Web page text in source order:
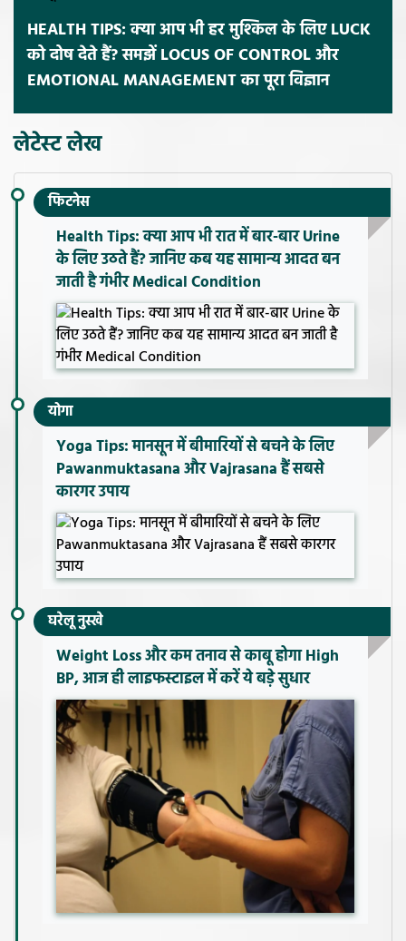
HEALTH TIPS: क्या आप भी हर मुश्किल के लिए LUCK
को दोष देते हैं? समझें LOCUS OF CONTROL और
EMOTIONAL MANAGEMENT का पूरा विज्ञान
लेटेस्ट लेख
फिटनेस
Health Tips: क्या आप भी रात में बार-बार Urine
के लिए उठते हैं? जानिए कब यह सामान्य आदत बन
जाती है गंभीर Medical Condition
योगा
Yoga Tips: मानसून में बीमारियों से बचने के लिए
Pawanmuktasana और Vajrasana हैं सबसे
कारगर उपाय
घरेलू नुस्खे
Weight Loss और कम तनाव से काबू होगा High
BP, आज ही लाइफस्टाइल में करें ये बड़े सुधार